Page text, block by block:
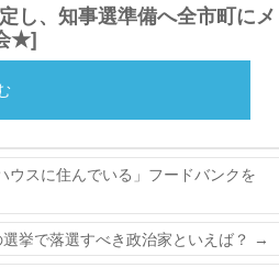
し、知事選準備へ全市町にメ
★]
ウスに住んでいる」フードバンクを
選挙で落選すべき政治家といえば？ →